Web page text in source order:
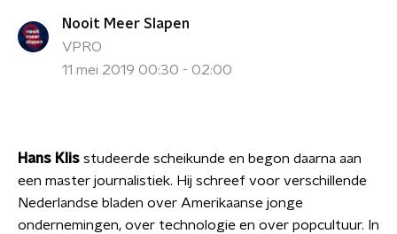
Nooit Meer Slapen
VPRO
11 mei 2019 00:30 - 02:00
Hans Klis studeerde scheikunde en begon daarna aan
een master journalistiek. Hij schreef voor verschillende
Nederlandse bladen over Amerikaanse jonge
ondernemingen, over technologie en over popcultuur. In